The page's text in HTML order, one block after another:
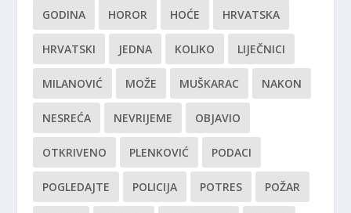
GODINA HOROR HOĆE HRVATSKA
HRVATSKI JEDNA KOLIKO LIJEČNICI
MILANOVIĆ MOŽE MUŠKARAC NAKON
NESREĆA NEVRIJEME OBJAVIO
OTKRIVENO PLENKOVIĆ PODACI
POGLEDAJTE POLICIJA POTRES POŽAR